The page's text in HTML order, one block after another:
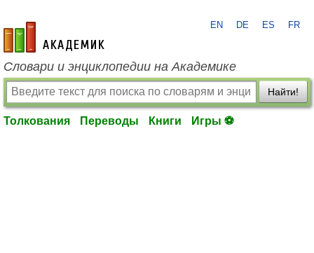
academic.ru
EN DE ES FR
Словари и энциклопедии на Академике
Найти!
Толкования Переводы Книги Игры ⚽